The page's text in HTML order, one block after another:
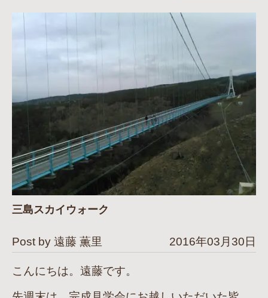
三島スカイウォーク
Post by 遠藤 薫里 2016年03月30日
こんにちは。遠藤です。